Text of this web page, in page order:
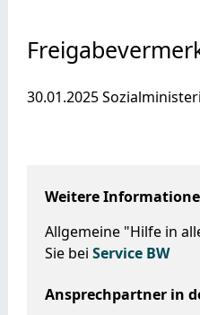
Weitere
Allgemeine "Hilfe in
Sie bei Service BW
Ansprechpartner in
30.01.2025